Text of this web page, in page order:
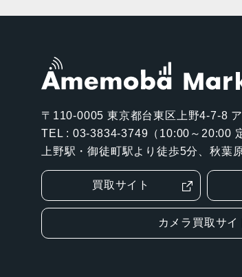
〒110-0005 東京都台東区上野4-7-8
TEL : 03-3834-3749（10:00～20:00
上野駅・御徒町駅より徒歩5分、秋葉
買取サイト
カメラ買取サイ